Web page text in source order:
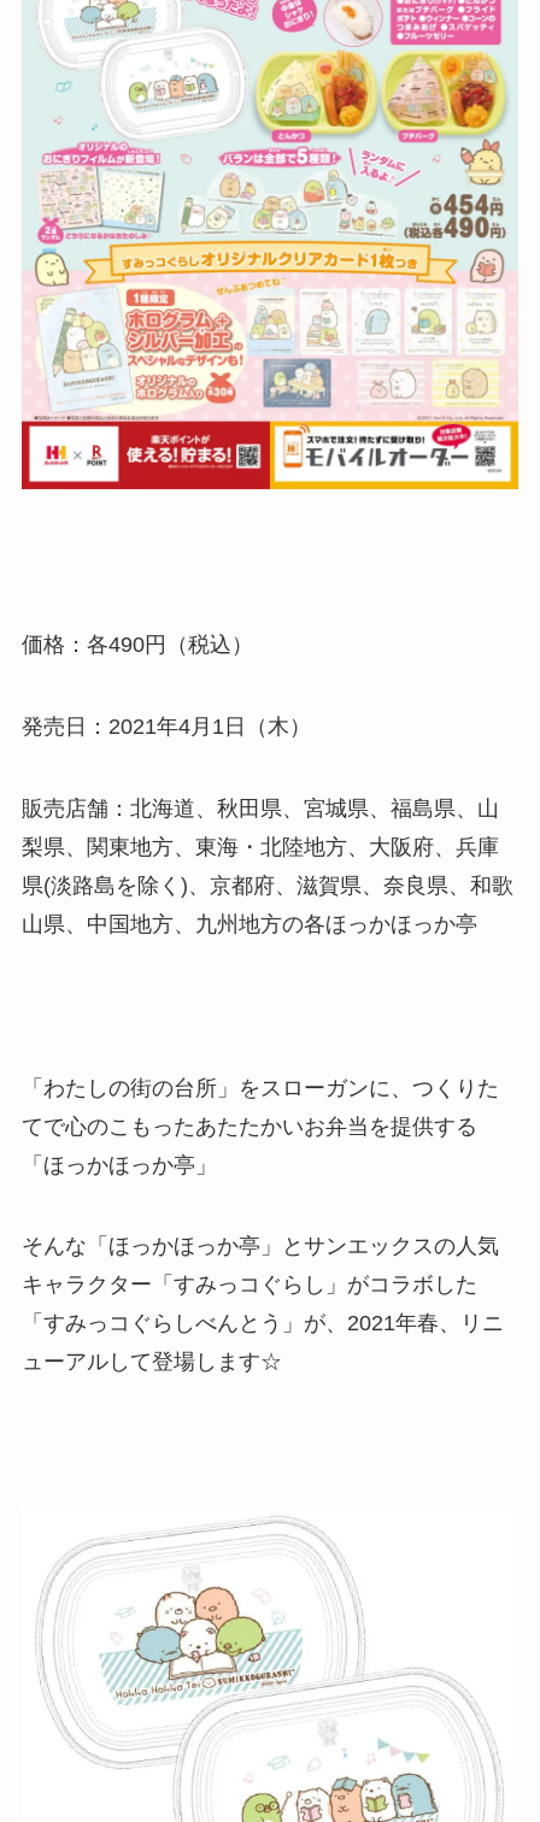
価格：各490円（税込）
発売日：2021年4月1日（木）
販売店舗：北海道、秋田県、宮城県、福島県、山
梨県、関東地方、東海・北陸地方、大阪府、兵庫
県(淡路島を除く)、京都府、滋賀県、奈良県、和歌
山県、中国地方、九州地方の各ほっかほっか亭
「わたしの街の台所」をスローガンに、つくりた
てで心のこもったあたたかいお弁当を提供する
「ほっかほっか亭」
そんな「ほっかほっか亭」とサンエックスの人気
キャラクター「すみっコぐらし」がコラボした
「すみっコぐらしべんとう」が、2021年春、リニ
ューアルして登場します☆